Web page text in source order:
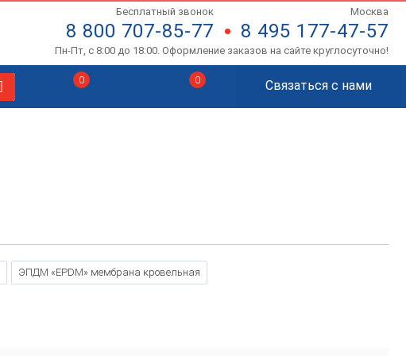
Москва
8 495 177-47-57
Бесплатный звонок
8 800 707-85-77
Пн-Пт, с 8:00 до 18:00. Оформление заказов на сайте круглосуточно!
Связаться с нами
0 0
ЭПДМ «EPDM» мембрана кровельная